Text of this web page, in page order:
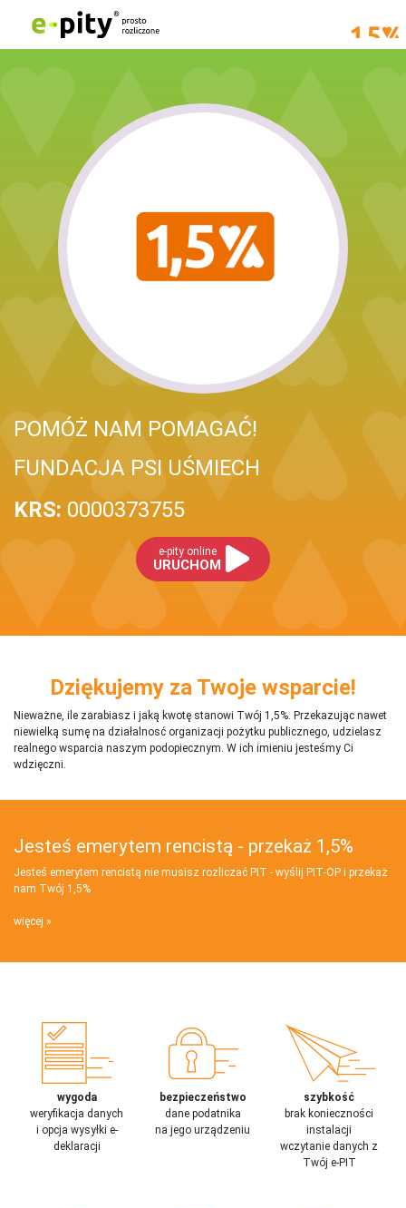
POMÓŻ NAM POMAGAĆ!
FUNDACJA PSI UŚMIECH
KRS: 0000373755
e-pity online
URUCHOM
Dziękujemy za Twoje wsparcie!
Nieważne, ile zarabiasz i jaką kwotę stanowi Twój 1,5%. Przekazując nawet
niewielką sumę na działalnosć organizacji pożytku publicznego, udzielasz
realnego wsparcia naszym podopiecznym. W ich imieniu jesteśmy Ci
wdzięczni.
Jesteś emerytem rencistą - przekaż 1,5%
Jesteś emerytem rencistą nie musisz rozliczać PIT - wyślij PIT‑OP i przekaż
nam Twój 1,5%
więcej
wygoda
weryfikacja danych
i opcja wysyłki e-
deklaracji
bezpieczeństwo
dane podatnika
na jego urządzeniu
szybkość
brak konieczności
instalacji
wczytanie danych z
Twój e-PIT